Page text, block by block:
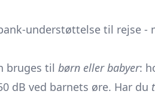
understøttelse til rejse -
bruges til børn eller babyer:
dB ved barnets øre. Har du